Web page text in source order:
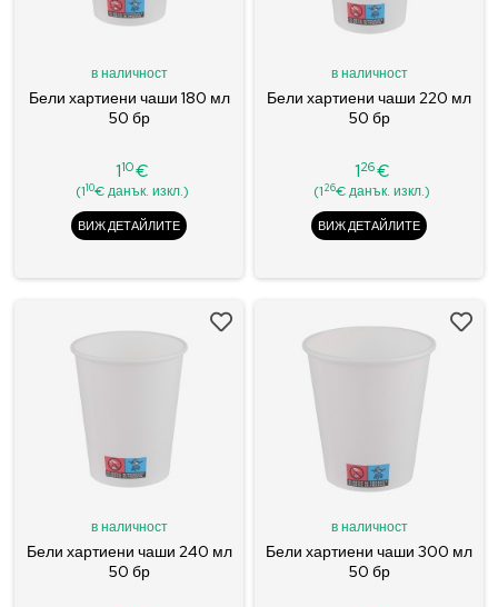
в наличност
Бели хартиени чаши 180 мл
50 бр
Цена
110€
(110€ данък. изкл.)
ВИЖ ДЕТАЙЛИТЕ
в наличност
Бели хартиени чаши 220 мл
50 бр
Цена
126€
(126€ данък. изкл.)
ВИЖ ДЕТАЙЛИТЕ
в наличност
Бели хартиени чаши 240 мл
50 бр
в наличност
Бели хартиени чаши 300 мл
50 бр